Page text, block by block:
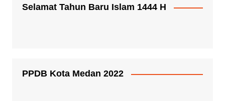
Selamat Tahun Baru Islam 1444 H
PPDB Kota Medan 2022